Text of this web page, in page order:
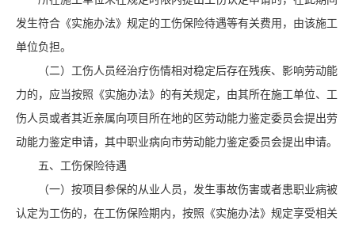
发生符合《实施办法》规定的工伤保险待遇等有关费用，由该施工
单位负担。
（二）工伤人员经治疗伤情相对稳定后存在残疾、影响劳动能
力的，应当按照《实施办法》的有关规定，由其所在施工单位、工
伤人员或者其近亲属向项目所在地的区劳动能力鉴定委员会提出劳
动能力鉴定申请，其中职业病向市劳动能力鉴定委员会提出申请。
五、工伤保险待遇
（一）按项目参保的从业人员，发生事故伤害或者患职业病被
认定为工伤的，在工伤保险期内，按照《实施办法》规定享受相关